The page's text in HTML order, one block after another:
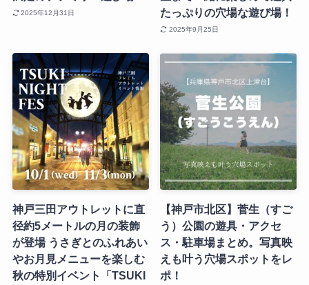
2025年12月31日
たっぷりの穴場な遊び場！
2025年9月25日
神戸三田アウトレットに直
径約5メートルの月の装飾
が登場 うさぎとのふれあい
やお月見メニューを楽しむ
秋の特別イベント「TSUKI
【神戸市北区】菅生（すご
う）公園の遊具・アクセ
ス・駐車場まとめ。写真映
えも叶う穴場スポットをレ
ポ！